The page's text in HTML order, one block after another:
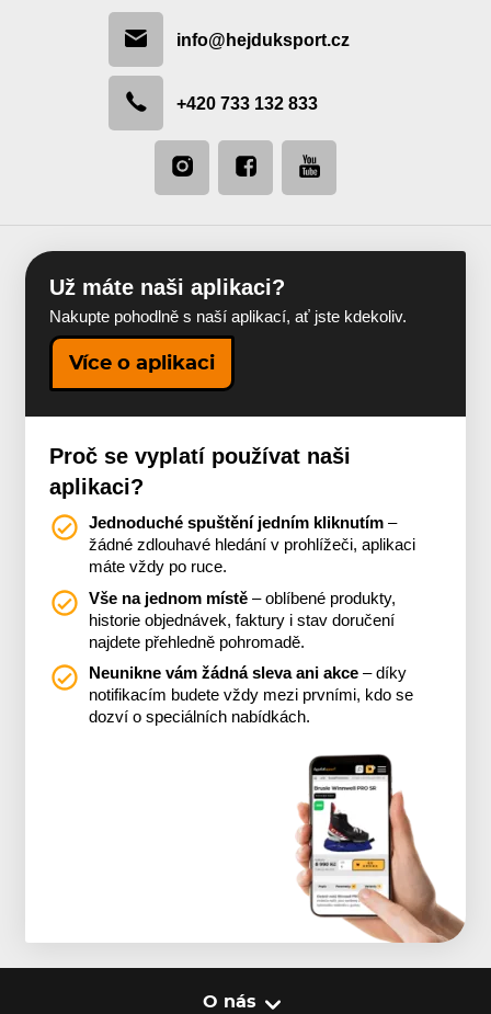
info@hejduksport.cz
+420 733 132 833
Už máte naši aplikaci?
Nakupte pohodlně s naší aplikací, ať jste kdekoliv.
Více o aplikaci
Proč se vyplatí používat naši
aplikaci?
Jednoduché spuštění jedním kliknutím –
žádné zdlouhavé hledání v prohlížeči, aplikaci
máte vždy po ruce.
Vše na jednom místě – oblíbené produkty,
historie objednávek, faktury i stav doručení
najdete přehledně pohromadě.
Neunikne vám žádná sleva ani akce – díky
notifikacím budete vždy mezi prvními, kdo se
dozví o speciálních nabídkách.
O nás